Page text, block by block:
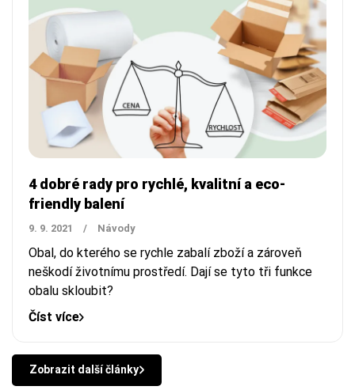
4 dobré rady pro rychlé, kvalitní a eco-
friendly balení
9. 9. 2021 / Návody
Obal, do kterého se rychle zabalí zboží a zároveň
neškodí životnímu prostředí. Dají se tyto tři funkce
obalu skloubit?
Číst více
Zobrazit další články